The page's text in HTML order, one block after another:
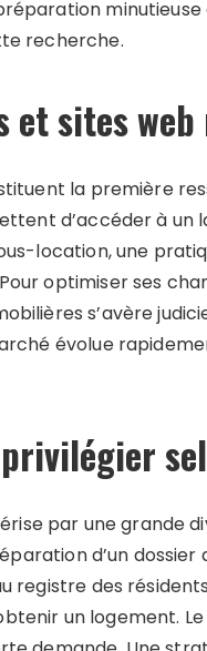
recherche.
et sites
la première
d’accéder à
location, une
optimiser ses
s’avère
évolue
par une grande
d’un
registre des
un logement.